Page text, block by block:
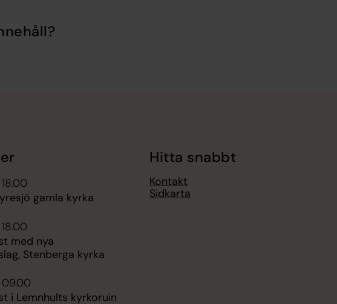
gamla kyrka
med nya
Stenberga kyrka
i Lemnhults kyrkoruin
Hitta snabbt
Kontakt
Sidkarta